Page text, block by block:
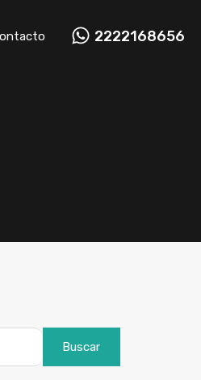
2222168656
Buscar